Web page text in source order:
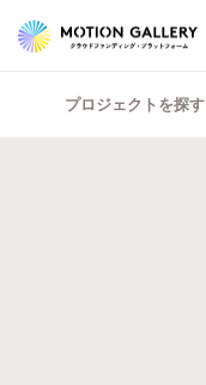
プロジェクトを探す